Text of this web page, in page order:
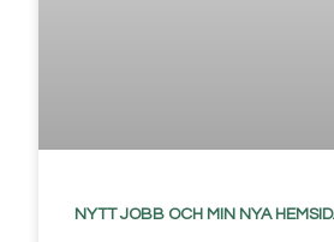
NYTT JOBB OCH MIN NYA